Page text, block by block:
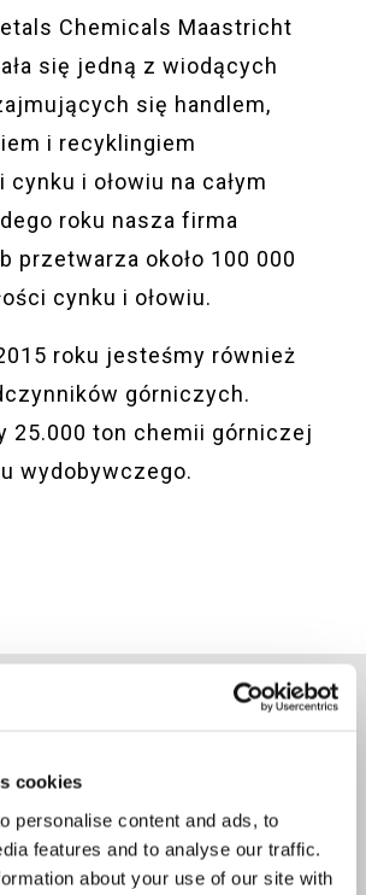
cookies
personalise content and ads, to
features and to analyse our traffic.
about your use of our site with
Chemicals Maastricht
się jedną z wiodących
się handlem,
i recyklingiem
cynku i ołowiu na całym
roku nasza firma
przetwarza około 100 000
cynku i ołowiu.
roku jesteśmy również
górniczych.
25.000 ton chemii górniczej
wydobywczego.